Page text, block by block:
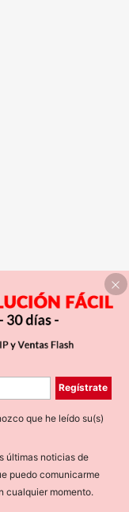
Regístrate
que he leído su(s)
últimas noticias de
puedo comunicarme
cualquier momento.